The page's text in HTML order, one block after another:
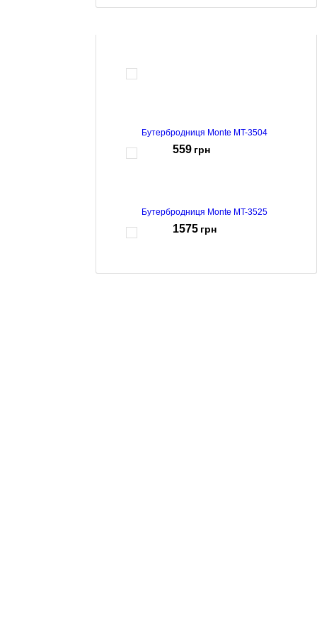
Бутербродниця Monte MT-3504
559 грн
Бутербродниця Monte MT-3525
1575 грн